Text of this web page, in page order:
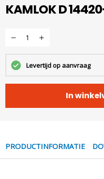
KAMLOK D
Levertijd op aanvraag
In
PRODUCTINFORMATIE